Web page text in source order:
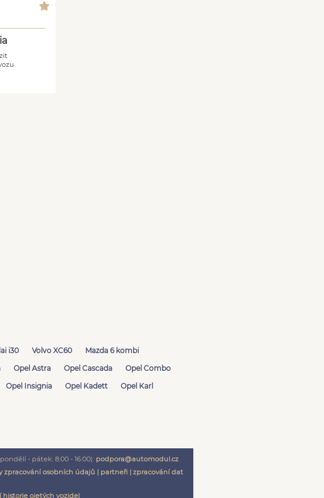
i30 Volvo XC60
Mazda 6 kombi
Opel Astra Opel Cascada
Opel Combo
Opel Insignia Opel Kadett
Opel Karl
- pátek: 8:00 - 16:00): podpora@automodul.cz
zpracování osobních údajů | partneři| zpracování dat
historie ojetých vozidel